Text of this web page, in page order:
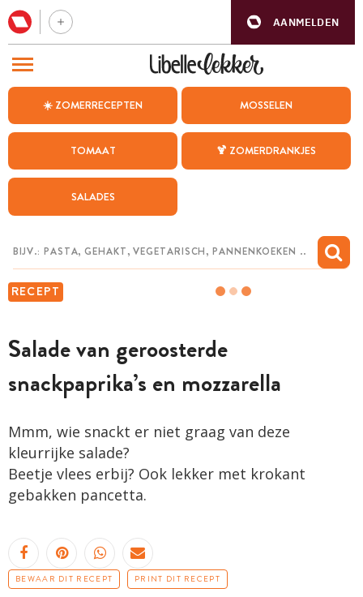
AANMELDEN
☀️ ZOMERRECEPTEN MOSSELEN
TOMAAT 🍹 ZOMERDRANKJES
SALADES
RECEPT
Salade van geroosterde
snackpaprika’s en mozzarella
Mmm, wie snackt er niet graag van deze
kleurrijke salade?
Beetje vlees erbij? Ook lekker met krokant
gebakken pancetta.
BEWAAR DIT RECEPT PRINT DIT RECEPT
BEZOEK ONZE ANDERE WEBSITES
WEEKMENU
CHAT MET MAIA
MIJN BEWAARDE RECEPTEN